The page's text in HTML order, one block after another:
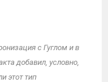
с Гуглом и в
добавил, условно,
этот тип